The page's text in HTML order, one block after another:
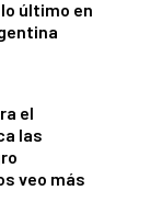
último en
el
las
veo más